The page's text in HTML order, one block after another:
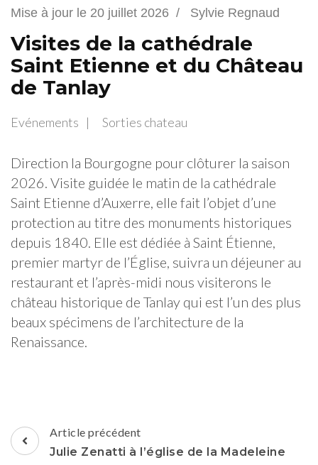
Mise à jour le 20 juillet 2026 / Sylvie Regnaud
Visites de la cathédrale
Saint Etienne et du Château
de Tanlay
Evénements Sorties chateau
Direction la Bourgogne pour clôturer la saison
2026. Visite guidée le matin de la cathédrale
Saint Etienne d’Auxerre, elle fait l’objet d’une
protection au titre des monuments historiques
depuis 1840. Elle est dédiée à Saint Étienne,
premier martyr de l’Église, suivra un déjeuner au
restaurant et l’après-midi nous visiterons le
château historique de Tanlay qui est l’un des plus
beaux spécimens de l’architecture de la
Renaissance.
Navigation
d'article
Article précédent
Julie Zenatti à l’église de la Madeleine